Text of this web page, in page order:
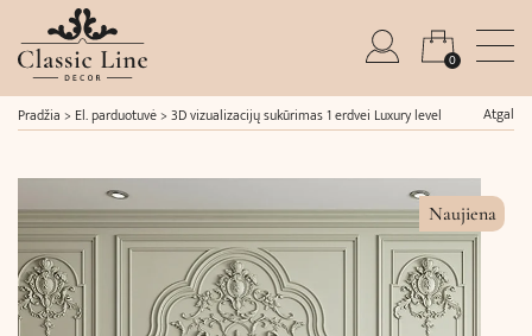
0
Pradžia > El. parduotuvė> 3D vizualizacijų sukūrimas 1 erdvei Luxury level Atgal
Naujiena